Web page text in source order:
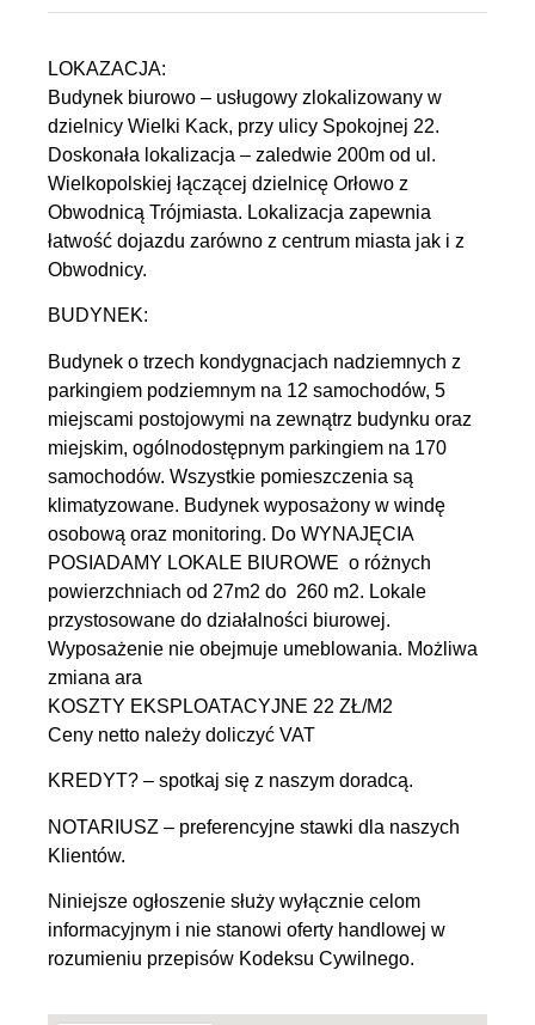
LOKAZACJA:
Budynek biurowo – usługowy zlokalizowany w
dzielnicy Wielki Kack, przy ulicy Spokojnej 22.
Doskonała lokalizacja – zaledwie 200m od ul.
Wielkopolskiej łączącej dzielnicę Orłowo z
Obwodnicą Trójmiasta. Lokalizacja zapewnia
łatwość dojazdu zarówno z centrum miasta jak i z
Obwodnicy.
BUDYNEK:
Budynek o trzech kondygnacjach nadziemnych z
parkingiem podziemnym na 12 samochodów, 5
miejscami postojowymi na zewnątrz budynku oraz
miejskim, ogólnodostępnym parkingiem na 170
samochodów. Wszystkie pomieszczenia są
klimatyzowane. Budynek wyposażony w windę
osobową oraz monitoring. Do WYNAJĘCIA
POSIADAMY LOKALE BIUROWE o różnych
powierzchniach od 27m2 do 260 m2. Lokale
przystosowane do działalności biurowej.
Wyposażenie nie obejmuje umeblowania. Możliwa
zmiana ara
KOSZTY EKSPLOATACYJNE 22 ZŁ/M2
Ceny netto należy doliczyć VAT
KREDYT? – spotkaj się z naszym doradcą.
NOTARIUSZ – preferencyjne stawki dla naszych
Klientów.
Niniejsze ogłoszenie służy wyłącznie celom
informacyjnym i nie stanowi oferty handlowej w
rozumieniu przepisów Kodeksu Cywilnego.